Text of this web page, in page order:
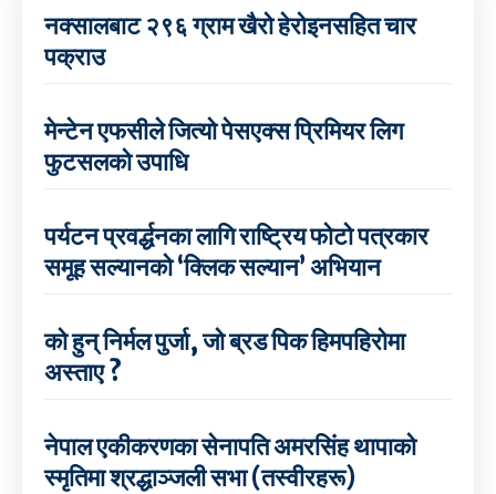
नक्सालबाट २९६ ग्राम खैरो हेरोइनसहित चार
पक्राउ
मेन्टेन एफसीले जित्यो पेसएक्स प्रिमियर लिग
फुटसलको उपाधि
पर्यटन प्रवर्द्धनका लागि राष्ट्रिय फोटो पत्रकार
समूह सल्यानको ‘क्लिक सल्यान’ अभियान
को हुन् निर्मल पुर्जा, जो ब्रड पिक हिमपहिरोमा
अस्ताए ?
नेपाल एकीकरणका सेनापति अमरसिंह थापाको
स्मृतिमा श्रद्धाञ्जली सभा (तस्वीरहरू)